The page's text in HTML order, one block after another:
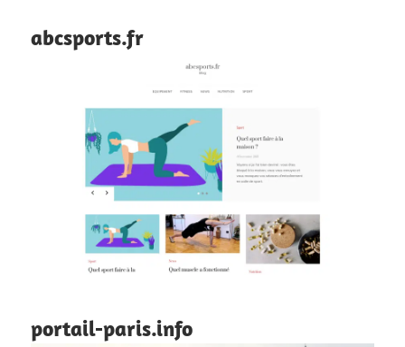
abcsports.fr
portail-paris.info